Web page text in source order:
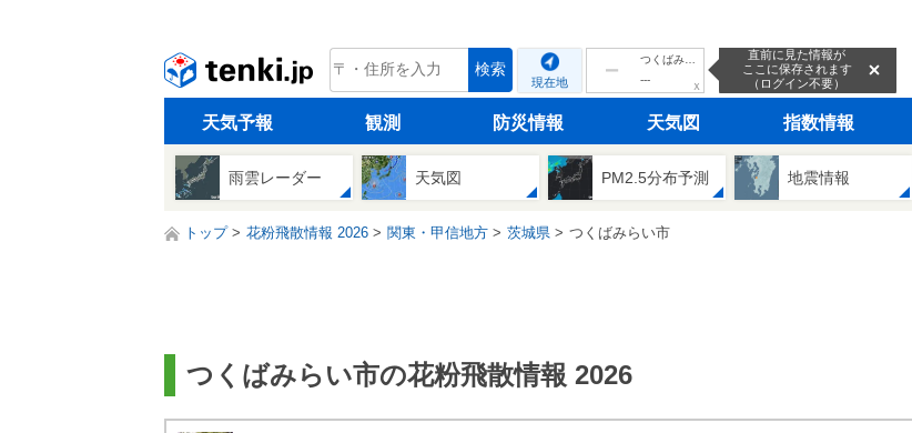
tenki.jp 検索
現在地
---
ｘ
直前に見た情報が
ここに保存されます
（ログイン不要）
天気予報 観測 防災情報 天気図 指数情報
雨雲レーダー 天気図 PM2.5分布予測 地震情報
トップ 花粉飛散情報 2026 関東・甲信地方 茨城県 つくばみらい市
つくばみらい市の花粉飛散情報 2026